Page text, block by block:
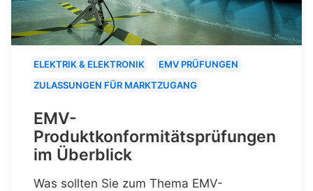
ELEKTRIK & ELEKTRONIK
EMV PRÜFUNGEN
ZULASSUNGEN FÜR MARKTZUGANG
EMV-
Produktkonformitätsprüfungen
im Überblick
Was sollten Sie zum Thema EMV-